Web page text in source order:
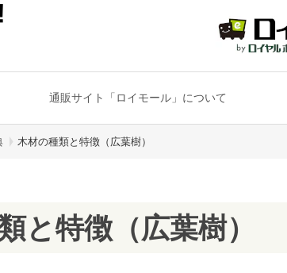
通販サイト「ロイモール」について
木材の種類と特徴（広葉樹）
と特徴（広葉樹）